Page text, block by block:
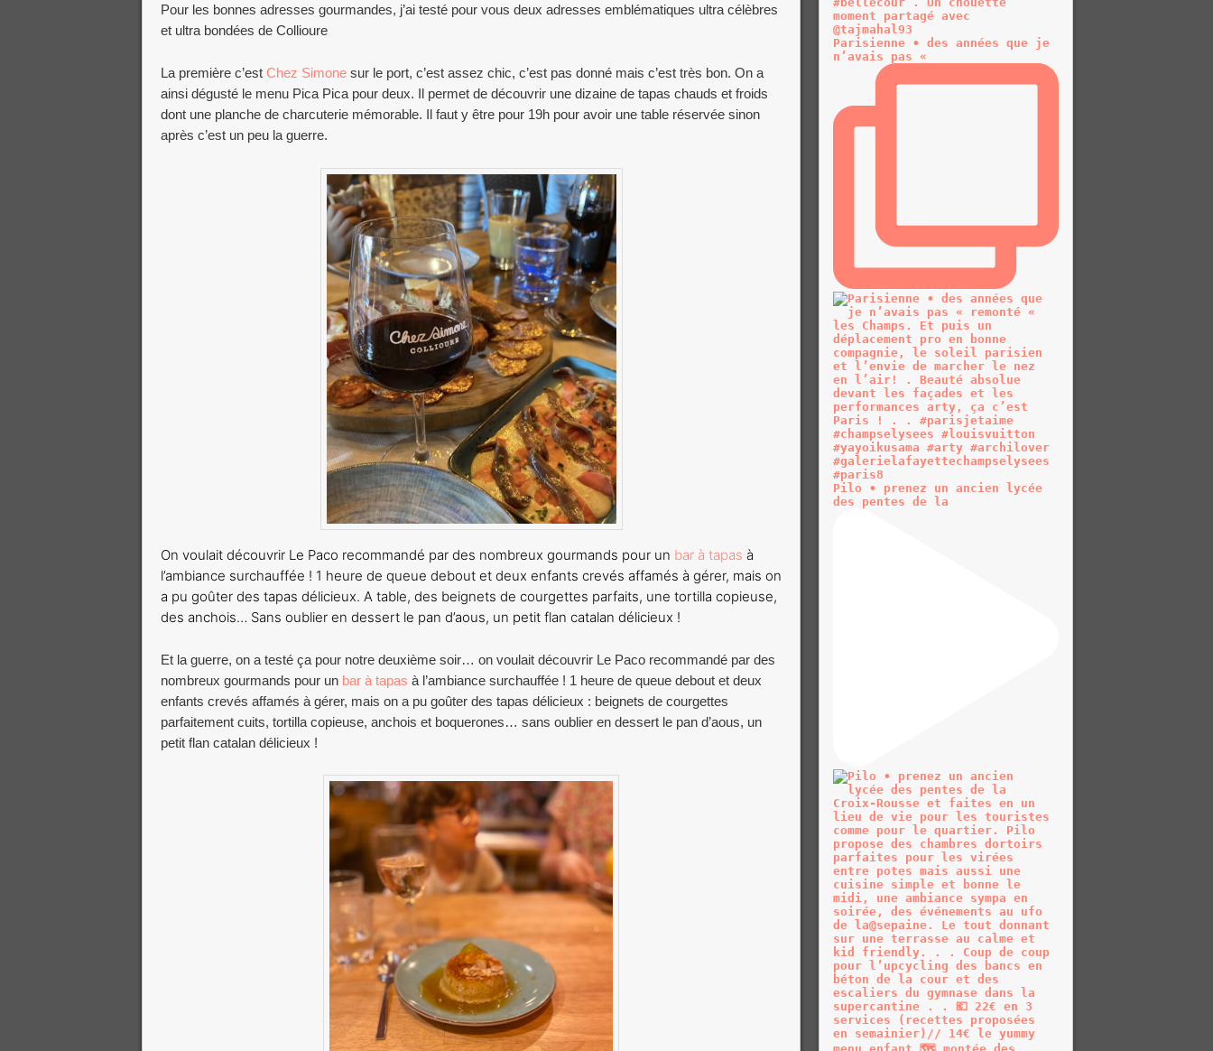
Pour les bonnes adresses gourmandes, j’ai testé pour vous deux adresses emblématiques ultra célèbres
et ultra bondées de Collioure
La première c’est Chez Simone sur le port, c’est assez chic, c’est pas donné mais c’est très bon. On a
ainsi dégusté le menu Pica Pica pour deux. Il permet de découvrir une dizaine de tapas chauds et froids
dont une planche de charcuterie mémorable. Il faut y être pour 19h pour avoir une table réservée sinon
après c’est un peu la guerre.
On voulait découvrir Le Paco recommandé par des nombreux gourmands pour un bar à tapas à
l’ambiance surchauffée ! 1 heure de queue debout et deux enfants crevés affamés à gérer, mais on
a pu goûter des tapas délicieux. A table, des beignets de courgettes parfaits, une tortilla copieuse,
des anchois… Sans oublier en dessert le pan d’aous, un petit flan catalan délicieux !
Et la guerre, on a testé ça pour notre deuxième soir… on voulait découvrir Le Paco recommandé par des
nombreux gourmands pour un bar à tapas à l’ambiance surchauffée ! 1 heure de queue debout et deux
enfants crevés affamés à gérer, mais on a pu goûter des tapas délicieux : beignets de courgettes
parfaitement cuits, tortilla copieuse, anchois et boquerones… sans oublier en dessert le pan d’aous, un
petit flan catalan délicieux !
Parisienne • des années que je
n’avais pas «
Pilo • prenez un ancien lycée
des pentes de la